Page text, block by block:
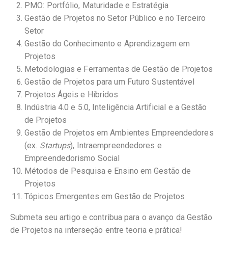
PMO: Portfólio, Maturidade e Estratégia
Gestão de Projetos no Setor Público e no Terceiro
Setor
Gestão do Conhecimento e Aprendizagem em
Projetos
Metodologias e Ferramentas de Gestão de Projetos
Gestão de Projetos para um Futuro Sustentável
Projetos Ágeis e Híbridos
Indústria 4.0 e 5.0, Inteligência Artificial e a Gestão
de Projetos
Gestão de Projetos em Ambientes Empreendedores
(ex. Startups), Intraempreendedores e
Empreendedorismo Social
Métodos de Pesquisa e Ensino em Gestão de
Projetos
Tópicos Emergentes em Gestão de Projetos
Submeta seu artigo e contribua para o avanço da Gestão
de Projetos na interseção entre teoria e prática!